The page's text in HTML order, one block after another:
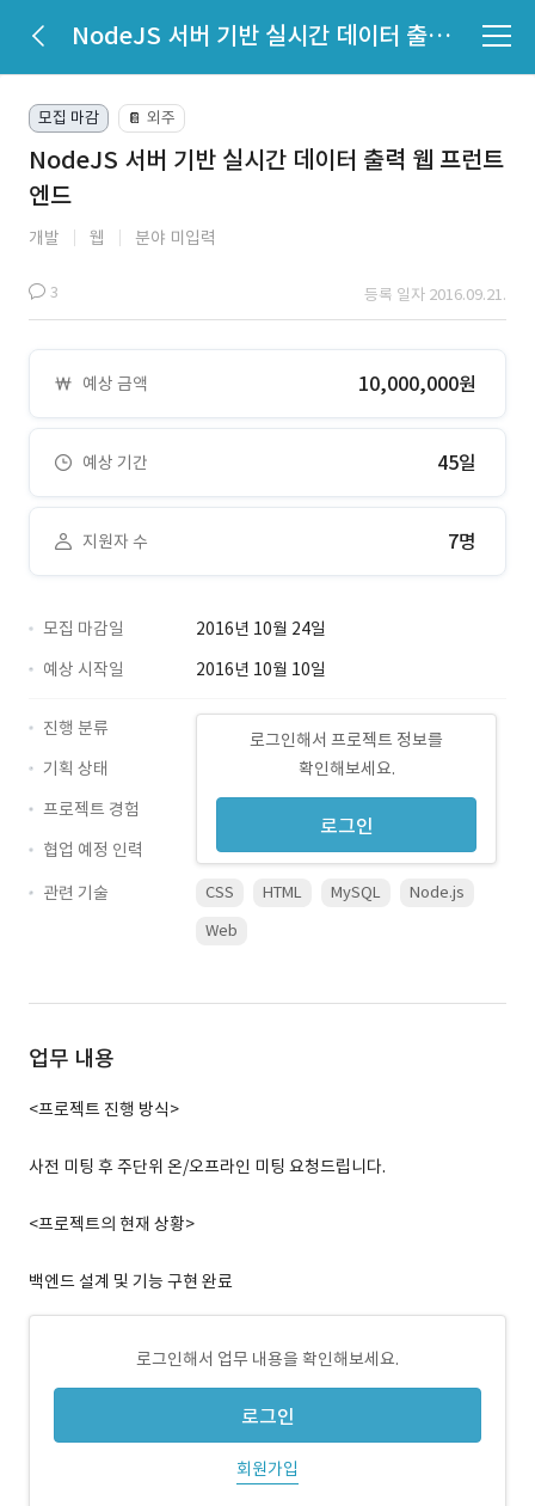
NodeJS 서버 기반 실시간 데이터 출력 웹 프런트엔드
모집 마감 📔 외주
NodeJS 서버 기반 실시간 데이터 출력 웹 프런트
엔드
개발 웹 분야 미입력
3 등록 일자 2016.09.21.
예상 금액 10,000,000원
예상 기간 45일
지원자 수 7명
모집 마감일
2016년 10월 24일
예상 시작일
2016년 10월 10일
로그인해서 프로젝트 정보를
확인해보세요.
로그인
진행 분류
기획 상태
프로젝트 경험
협업 예정 인력
관련 기술
CSS HTML MySQL
Node.js
Web
업무 내용
<프로젝트 진행 방식>
사전 미팅 후 주단위 온/오프라인 미팅 요청드립니다.
<프로젝트의 현재 상황>
백엔드 설계 및 기능 구현 완료
로그인해서 업무 내용을 확인해보세요.
로그인
회원가입